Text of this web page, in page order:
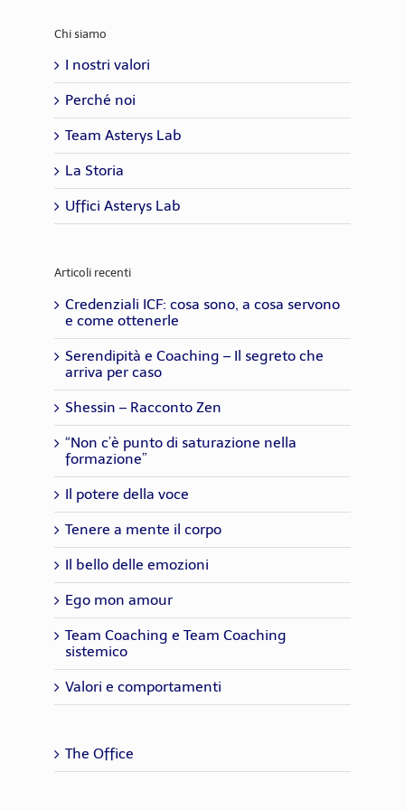
Chi siamo
I nostri valori
Perché noi
Team Asterys Lab
La Storia
Uffici Asterys Lab
Articoli recenti
Credenziali ICF: cosa sono, a cosa servono
e come ottenerle
Serendipità e Coaching – Il segreto che
arriva per caso
Shessin – Racconto Zen
“Non c’è punto di saturazione nella
formazione”
Il potere della voce
Tenere a mente il corpo
Il bello delle emozioni
Ego mon amour
Team Coaching e Team Coaching
sistemico
Valori e comportamenti
The Office